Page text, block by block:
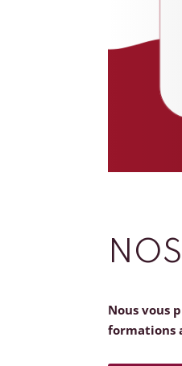
Nous vous
formations